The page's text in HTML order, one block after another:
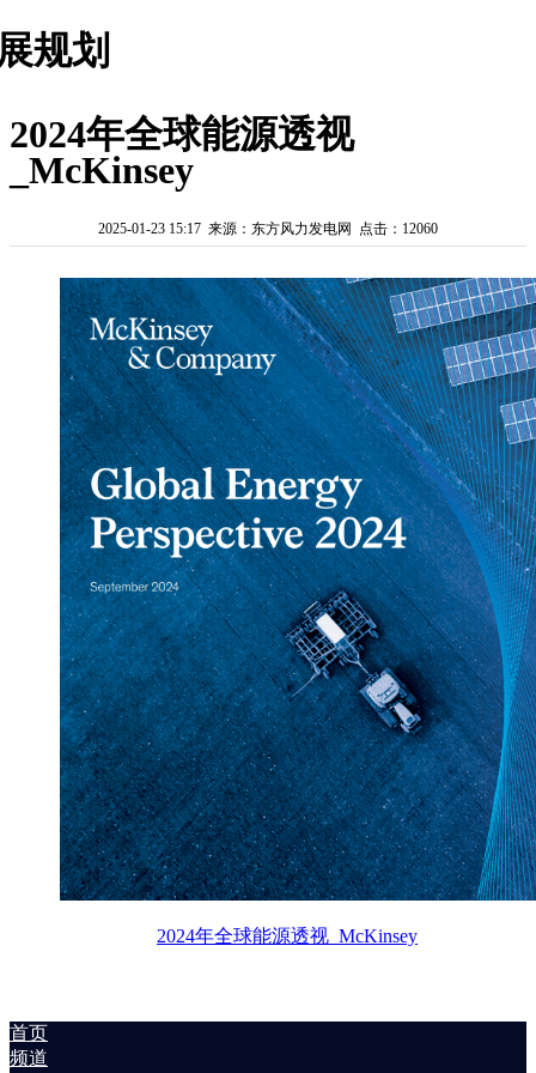
规划
2024年全球能源透视
_McKinsey
2025-01-23 15:17 来源：东方风力发电网 点击：12060
2024年全球能源透视_McKinsey
首页
频道